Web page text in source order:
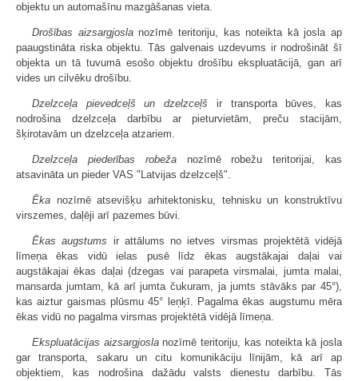
objektu un automašīnu mazgāšanas vieta.
Drošības aizsargjoslanozīmē teritoriju, kas noteikta kā josla ap
paaugstināta riska objektu. Tās galvenais uzdevums ir nodrošināt šī
objekta un tā tuvumā esošo objektu drošību ekspluatācijā, gan arī
vides un cilvēku drošību.
Dzelzceļa pievedceļš un dzelzceļš ir transporta būves, kas
nodrošina dzelzceļa darbību ar pieturvietām, preču stacijām,
šķirotavām un dzelzceļa atzariem.
Dzelzceļa piederības robežanozīmē robežu teritorijai, kas
atsavināta un pieder VAS "Latvijas dzelzceļš".
Ēka nozīmē atsevišķu arhitektonisku, tehnisku un konstruktīvu
virszemes, daļēji arī pazemes būvi.
Ēkas augstums ir attālums no ietves virsmas projektētā vidējā
līmeņa ēkas vidū ielas pusē līdz ēkas augstākajai daļai vai
augstākajai ēkas daļai (dzegas vai parapeta virsmalai, jumta malai,
mansarda jumtam, kā arī jumta čukuram, ja jumts stāvāks par 45°),
kas aiztur gaismas plūsmu 45° leņķī. Pagalma ēkas augstumu mēra
ēkas vidū no pagalma virsmas projektētā vidējā līmeņa.
Ekspluatācijas aizsargjoslanozīmē teritoriju, kas noteikta kā josla
gar transporta, sakaru un citu komunikāciju līnijām, kā arī ap
objektiem, kas nodrošina dažādu valsts dienestu darbību. Tās